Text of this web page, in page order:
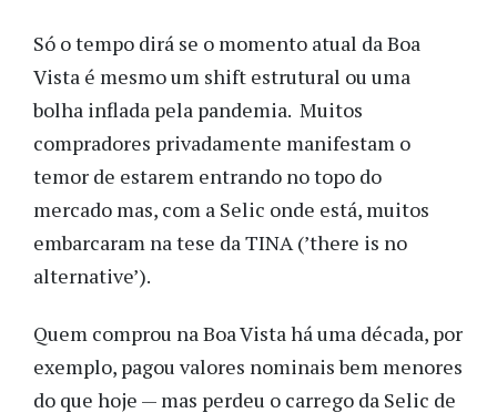
Só o tempo dirá se o momento atual da Boa
Vista é mesmo um shift estrutural ou uma
bolha inflada pela pandemia. Muitos
compradores privadamente manifestam o
temor de estarem entrando no topo do
mercado mas, com a Selic onde está, muitos
embarcaram na tese da TINA (’there is no
alternative’).
Quem comprou na Boa Vista há uma década, por
exemplo, pagou valores nominais bem menores
do que hoje — mas perdeu o carrego da Selic de